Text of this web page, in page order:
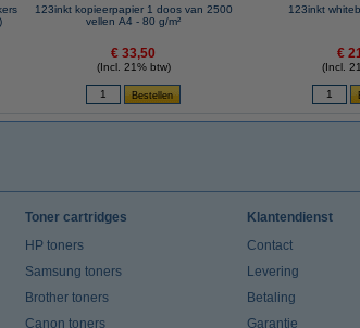
123inkt kopieerpapier 1 doos van 2500
vellen A4 - 80 g/m²
€ 33,50
(Incl. 21% btw)
123inkt
€
(Incl.
Toner cartridges
HP toners
Samsung toners
Brother toners
Canon toners
Klantendienst
Contact
Levering
Betaling
Garantie